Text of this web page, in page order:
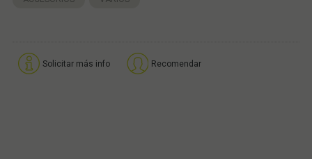
Solicitar más info Recomendar